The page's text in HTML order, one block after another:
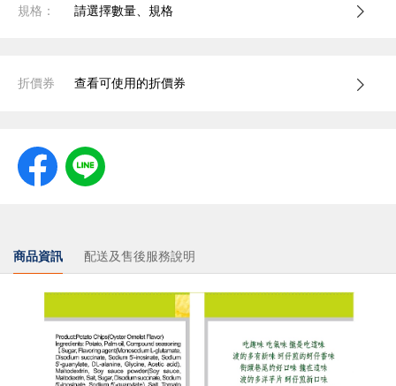
規格： 請選擇數量、規格
折價券 查看可使用的折價券
商品資訊 配送及售後服務說明